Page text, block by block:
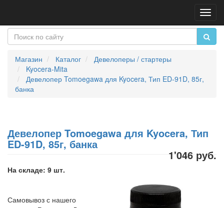
Магазин Каталог
Девелоперы / стартеры
Kyocera-Mita
Девелопер Tomoegawa для Kyocera, Тип ED-91D, 85г,
банка
Девелопер Tomoegawa для Kyocera, Тип
ED-91D, 85г, банка
1'046 руб.
На складе: 9 шт.
Самовывоз с нашего